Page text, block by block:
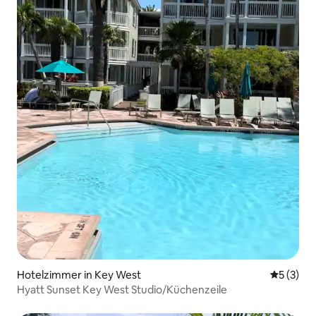
Hotelzimmer in Key West
5 (3)
Hyatt Sunset Key West Studio/Küchenzeile